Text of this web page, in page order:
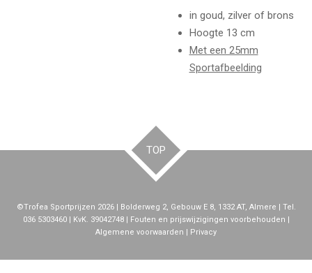
in goud, zilver of brons
Hoogte 13 cm
Met een 25mm
Sportafbeelding
TOP
©Trofea Sportprijzen 2026 | Bolderweg 2, Gebouw E 8, 1332 AT, Almere | Tel.
036 5303460 | KvK. 39042748 | Fouten en prijswijzigingen voorbehouden |
Algemene voorwaarden | Privacy